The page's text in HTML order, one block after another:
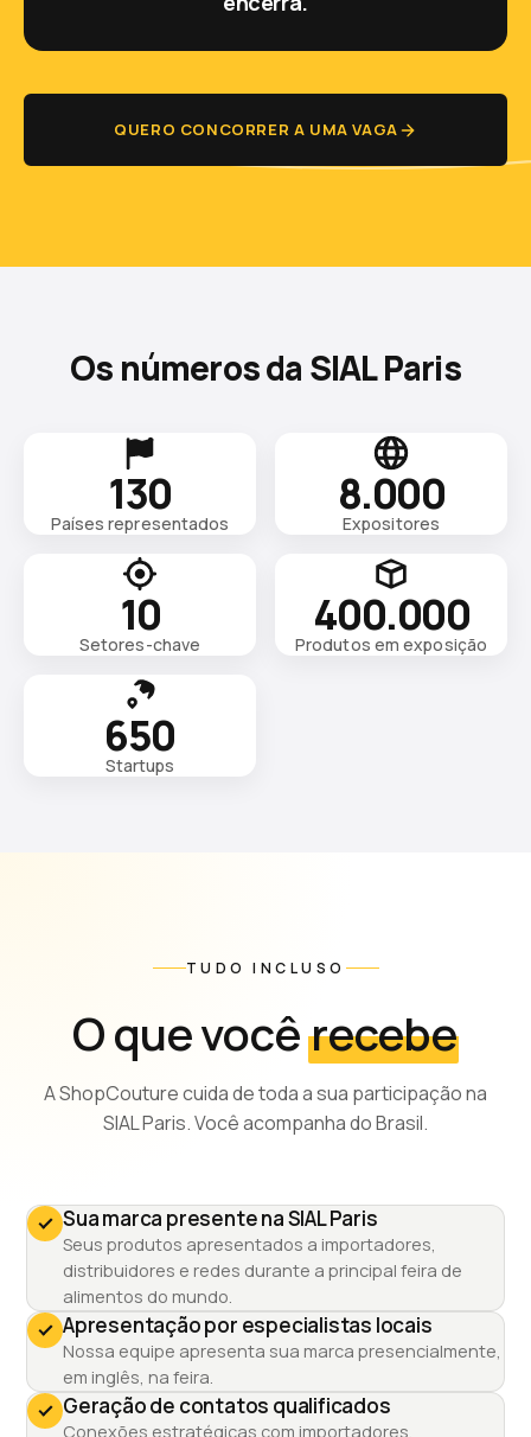
QUERO CONCORRER A UMA VAGA
Os números da SIAL Paris
130
Países representados
8.000
Expositores
10
Setores-chave
400.000
Produtos em exposição
650
Startups
TUDO INCLUSO
O que vocêrecebe
A ShopCouture cuida de toda a sua participação na
SIAL Paris. Você acompanha do Brasil.
Sua marca presente na SIAL Paris
Seus produtos apresentados a importadores,
distribuidores e redes durante a principal feira de
alimentos do mundo.
Apresentação por especialistas locais
Nossa equipe apresenta sua marca presencialmente,
em inglês, na feira.
Geração de contatos qualificados
Conexões estratégicas com importadores,